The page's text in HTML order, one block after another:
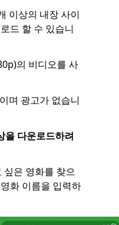
이상의 내장 사이
드 할 수 있습니
의 비디오를 사
며 광고가 없습니
을 다운로드하려
은 영화를 찾으
화 이름을 입력하